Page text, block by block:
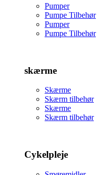
Pumper
Pumpe Tilbehør
Pumper
Pumpe Tilbehør
skærme
Skærme
Skærm tilbehør
Skærme
Skærm tilbehør
Cykelpleje